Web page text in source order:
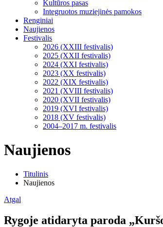
Kultūros pasas
Integruotos muziejinės pamokos
Renginiai
Naujienos
Festivalis
2026 (XXIII festivalis)
2025 (XXII festivalis)
2024 (XXI festivalis)
2023 (XX festivalis)
2022 (XIX festivalis)
2021 (XVIII festivalis)
2020 (XVII festivalis)
2019 (XVI festivalis)
2018 (XV festivalis)
2004–2017 m. festivalis
Naujienos
Titulinis
Naujienos
Atgal
Rygoje atidaryta paroda